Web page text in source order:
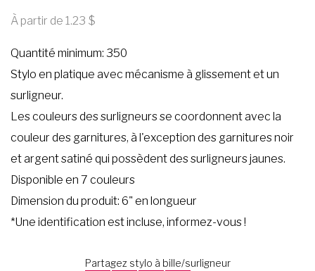
À partir de 1.23
Quantité minimum: 350
Stylo en platique avec mécanisme à glissement et un
surligneur.
Les couleurs des surligneurs se coordonnent avec la
couleur des garnitures, à l'exception des garnitures noir
et argent satiné qui possèdent des surligneurs jaunes.
Disponible en 7 couleurs
Dimension du produit: 6" en longueur
*Une identification est incluse, informez-vous !
Partagez stylo à bille/surligneur